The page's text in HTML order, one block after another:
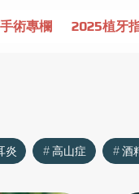
術專欄 2025植牙
炎 高山症 酒